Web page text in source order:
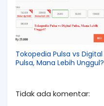
Tokopedia Pulsa vs Digital
Pulsa, Mana Lebih Unggul?
Tidak ada komentar: